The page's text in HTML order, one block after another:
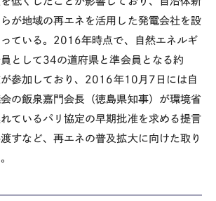
が地域の再エネを活用した発電会社を設
ている。2016年時点で、自然エネルギ
として34の道府県と準会員となる約
参加しており、2016年10月7日には自
の飯泉嘉門会長（徳島県知事）が環境省
ているパリ協定の早期批准を求める提言
すなど、再エネの普及拡大に向けた取り